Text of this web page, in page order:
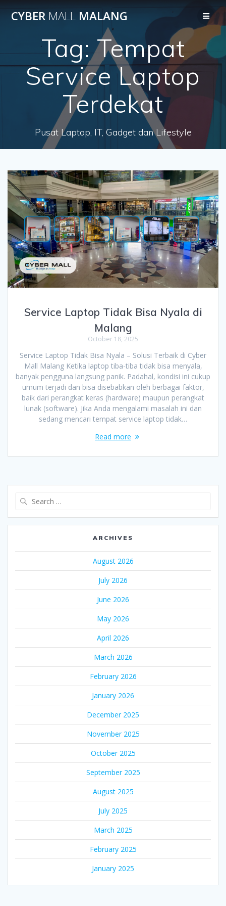
to
content
CYBER MALL MALANG
Tag:Tempat
Service Laptop
Terdekat
Pusat Laptop, IT, Gadget dan Lifestyle
Service Laptop Tidak Bisa Nyala di
Malang
October 18, 2025
Service Laptop Tidak Bisa Nyala – Solusi Terbaik di Cyber
Mall Malang Ketika laptop tiba-tiba tidak bisa menyala,
banyak pengguna langsung panik. Padahal, kondisi ini cukup
umum terjadi dan bisa disebabkan oleh berbagai faktor,
baik dari perangkat keras (hardware) maupun perangkat
lunak (software). Jika Anda mengalami masalah ini dan
sedang mencari tempat service laptop tidak…
Read more
ARCHIVES
August 2026
July 2026
June 2026
May 2026
April 2026
March 2026
February 2026
January 2026
December 2025
November 2025
October 2025
September 2025
August 2025
July 2025
March 2025
February 2025
January 2025